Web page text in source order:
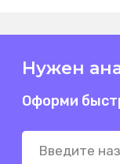
Нужен
Оформи